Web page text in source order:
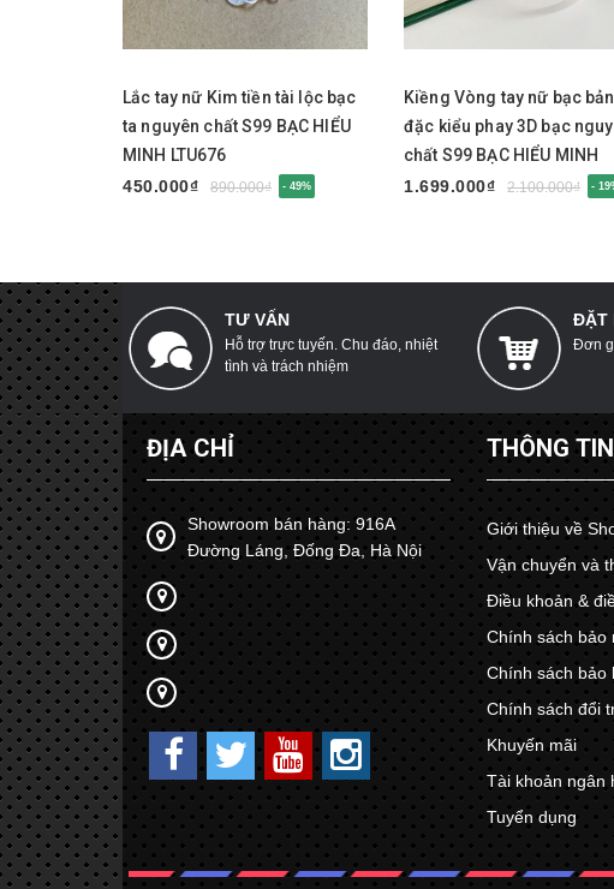
Lắc tay nữ Kim tiền tài lộc bạc
ta nguyên chất S99 BẠC HIỂU
MINH LTU676
450.000₫
890.000₫ - 49%
Kiềng Vòng tay nữ bạc bản
đặc kiểu phay 3D bạc
chất S99 BẠC HIỂU MINH
LTU675
1.699.000₫ 2.100.000₫ -
TƯ VẤN
Hỗ trợ trực tuyến. Chu đáo, nhiệt
tình và trách nhiệm
ĐẶT
Đơn
ĐỊA CHỈ
Showroom bán hàng: 916A
Đường Láng, Đống Đa, Hà Nội
THÔNG TIN
Giới thiệu về
Vận chuyển và
Điều khoản &
Chính sách bảo
Chính sách bảo
Chính sách đổi
Khuyến mãi
Tài khoản ngân
Tuyển dụng